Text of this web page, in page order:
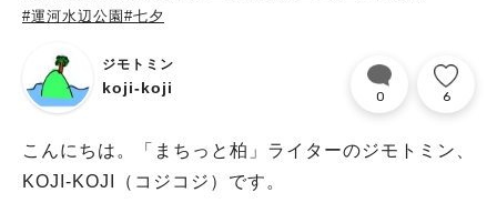
#運河水辺公園 #七夕
ジモトミン
koji-koji 0 6
こんにちは。「まちっと柏」ライターのジモトミン、
KOJI-KOJI（コジコジ）です。